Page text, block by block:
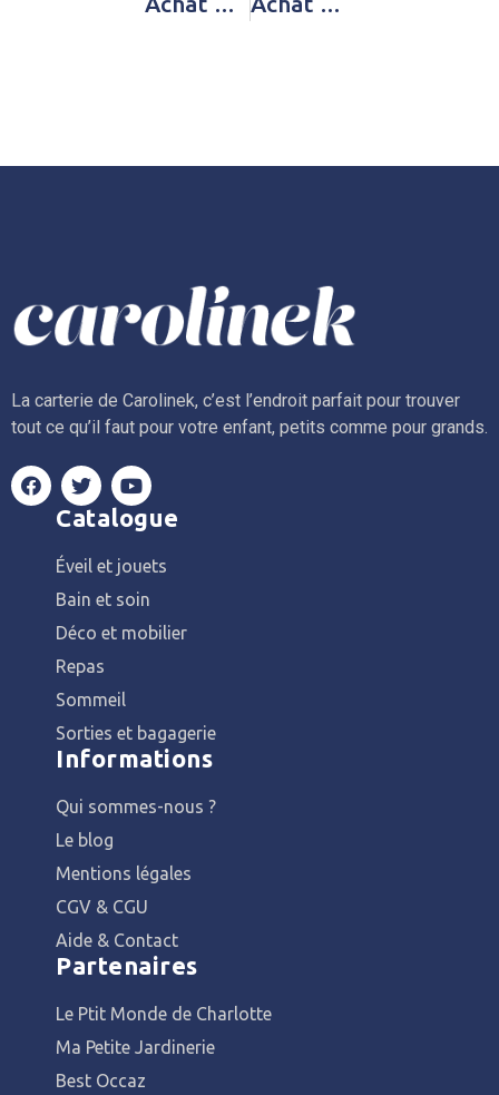
La carterie de Carolinek, c’est l’endroit parfait pour trouver
tout ce qu’il faut pour votre enfant, petits comme pour grands.
Catalogue
Éveil et jouets
Bain et soin
Déco et mobilier
Repas
Sommeil
Sorties et bagagerie
Informations
Qui sommes-nous ?
Le blog
Mentions légales
CGV & CGU
Aide & Contact
Partenaires
Le Ptit Monde de Charlotte
Ma Petite Jardinerie
Best Occaz